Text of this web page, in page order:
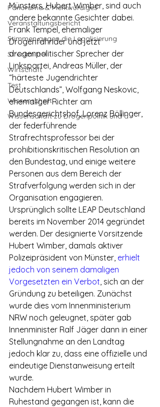
Panorama & Merkwürdiges
Veranstaltungsbericht
Stimmen gegen die Legalisierung
Streckmittel
Wirtschaft
Test
Wissenschaft
Wissenschaft zu Drogenpolitik und a
Münsters, Hubert Wimber, sind auch
andere bekannte Gesichter dabei.
Frank Tempel, ehemaliger
Drogenfahnder und jetzt
drogenpolitischer Sprecher der
Linkspartei, Andreas Müller, der
“härteste Jugendrichter
Deutschlands”, Wolfgang Neskovic,
ehemaliger Richter am
Bundesgerichtshof, Lorenz Böllinger,
der federführende
Strafrechtsprofessor bei der
prohibitionskritischen Resolution an
den Bundestag, und einige weitere
Personen aus dem Bereich der
Strafverfolgung werden sich in der
Organisation engagieren.
Ursprünglich sollte LEAP Deutschland
bereits im November 2014 gegründet
werden. Der designierte Vorsitzende
Hubert Wimber, damals aktiver
Polizeipräsident von Münster, erhielt
jedoch von seinem damaligen
Vorgesetzten ein Verbot, sich an der
Gründung zu beteiligen. Zunächst
wurde dies vom Innenministerium
NRW noch geleugnet, später gab
Innenminister Ralf Jäger dann in einer
Stellungnahme an den Landtag
jedoch klar zu, dass eine offizielle und
eindeutige Dienstanweisung erteilt
wurde.
Nachdem Hubert Wimber in
Ruhestand gegangen ist, kann die